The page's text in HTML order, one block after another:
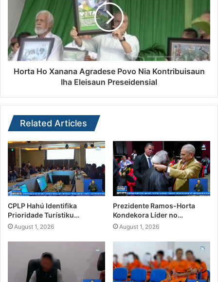
Horta Ho Xanana Agradese Povo Nia Kontribuisaun
Iha Eleisaun Preseidensial
Related Articles
CPLP Hahú Identifika
Prioridade Turístiku…
August 1, 2026
Prezidente Ramos-Horta
Kondekora Líder no…
August 1, 2026